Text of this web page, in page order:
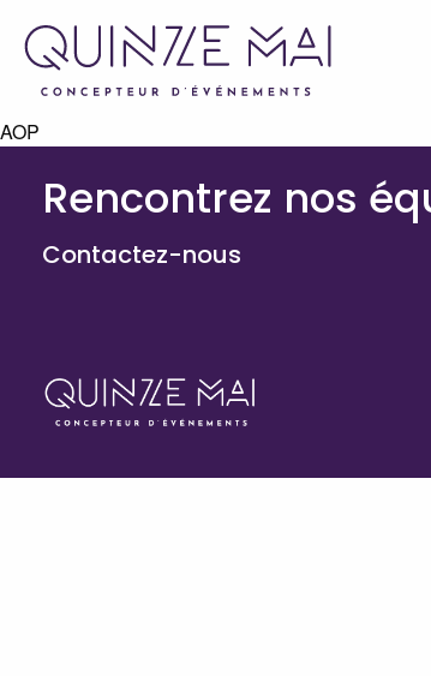
AOP
Rencontrez nos
Contactez-nous